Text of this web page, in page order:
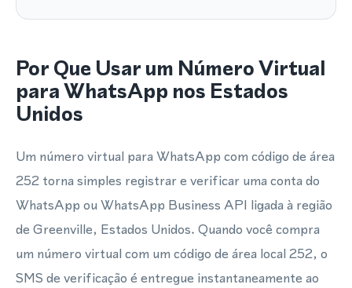
Por Que Usar um Número Virtual
para WhatsApp nos Estados
Unidos
Um número virtual para WhatsApp com código de área
252 torna simples registrar e verificar uma conta do
WhatsApp ou WhatsApp Business API ligada à região
de Greenville, Estados Unidos. Quando você compra
um número virtual com um código de área local 252, o
SMS de verificação é entregue instantaneamente ao